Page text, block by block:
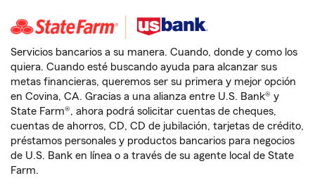
Servicios bancarios a su manera. Cuando, donde y como los
quiera. Cuando esté buscando ayuda para alcanzar sus
metas financieras, queremos ser su primera y mejor opción
en Covina, CA. Gracias a una alianza entre U.S. Bank® y
State Farm®, ahora podrá solicitar cuentas de cheques,
cuentas de ahorros, CD, CD de jubilación, tarjetas de crédito,
préstamos personales y productos bancarios para negocios
de U.S. Bank en línea o a través de su agente local de State
Farm.